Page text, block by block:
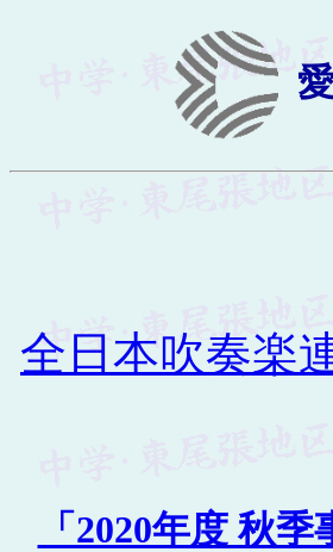
全日本吹奏楽
「2020年度 秋